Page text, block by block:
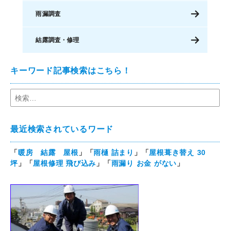
雨漏調査
結露調査・修理
キーワード記事検索はこちら！
最近検索されているワード
「暖房 結露 屋根 」「雨樋 詰まり 」「屋根葺き替え 30
坪」「屋根修理 飛び込み 」「雨漏り お金 がない 」